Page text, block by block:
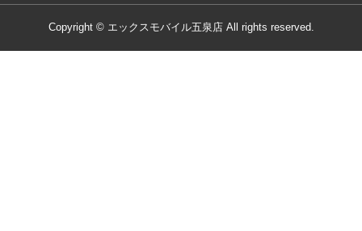
Copyright © エックスモバイル五泉店 All rights reserved.